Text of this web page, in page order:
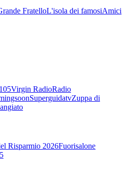
FratelloL'isola dei famosiAmici
Virgin RadioRadio
SuperguidatvZuppa di
Risparmio 2026Fuorisalone